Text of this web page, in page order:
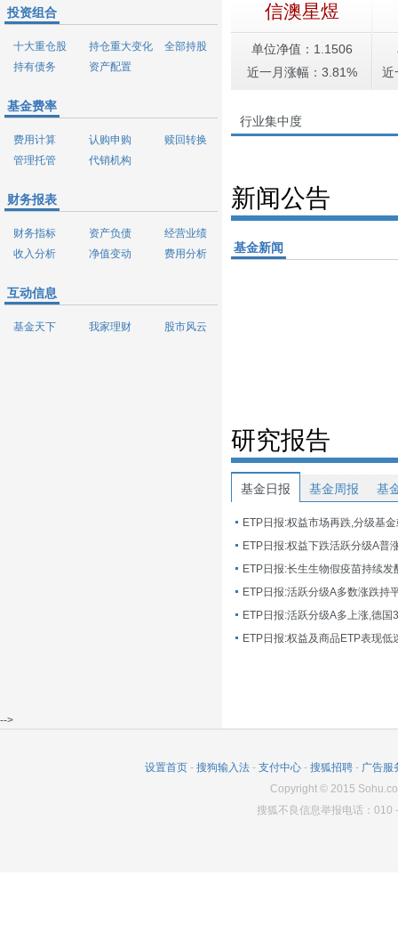
投资组合
十大重仓股 持仓重大变化
全部持股
持有债务
资产配置
基金费率
费用计算 认购申购
赎回转换
管理托管
代销机构
财务报表
财务指标 资产负债
经营业绩
收入分析
净值变动 费用分析
互动信息
基金天下 我家理财 股市风云
信澳星煜
单位净值：1.1506
近一月涨幅：3.81%
近
行业集中度
新闻公告
基金新闻
研究报告
基金日报 基金周报 基
ETP日报:权益市场再跌,分级基
ETP日报:长生生物假疫苗持续发
ETP日报:活跃分级A多数涨跌持
ETP日报:活跃分级A多上涨,德国
-->
设置首页 - 搜狗输入法 - 支付中心 - 搜狐招聘 - 广告服
Copyright© 2015
搜狐不良信息举报电话：010